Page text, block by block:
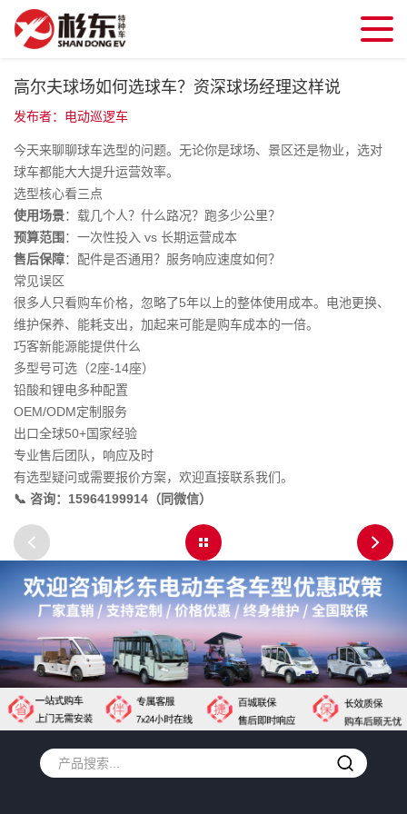
高尔夫球场如何选球车？资深球场经理这样说
发布者：电动巡逻车
今天来聊聊球车选型的问题。无论你是球场、景区还是物业，选对
球车都能大大提升运营效率。
选型核心看三点
使用场景：载几个人？什么路况？跑多少公里？
预算范围 ：一次性投入 vs 长期运营成本
售后保障：配件是否通用？服务响应速度如何？
常见误区
很多人只看购车价格，忽略了5年以上的整体使用成本。电池更换、
维护保养、能耗支出，加起来可能是购车成本的一倍。
巧客新能源能提供什么
多型号可选（2座-14座）
铅酸和锂电多种配置
OEM/ODM定制服务
出口全球50+国家经验
专业售后团队，响应及时
有选型疑问或需要报价方案，欢迎直接联系我们。
📞 咨询：15964199914（同微信）